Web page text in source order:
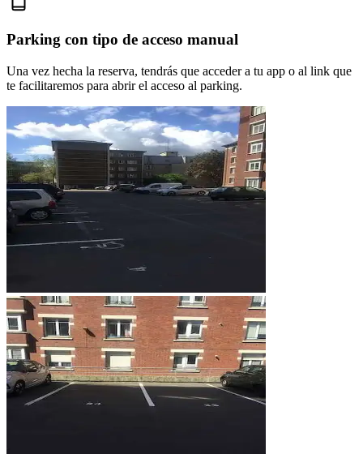
Parking con tipo de acceso manual
Una vez hecha la reserva, tendrás que acceder a tu app o al link que
te facilitaremos para abrir el acceso al parking.